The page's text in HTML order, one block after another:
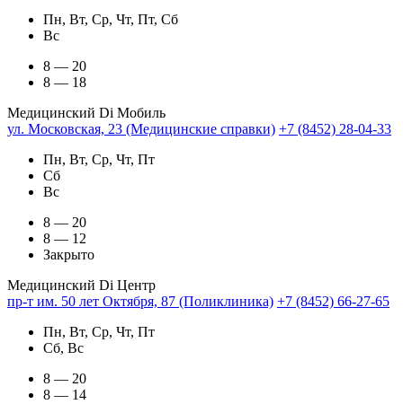
Пн, Вт, Ср, Чт, Пт, Сб
Вс
8 — 20
8 — 18
Медицинский Di Мобиль
ул. Московская, 23 (Медицинские справки) +7 (8452) 28-04-33
Пн, Вт, Ср, Чт, Пт
Сб
Вс
8 — 20
8 — 12
Закрыто
Медицинский Di Центр
пр-т им. 50 лет Октября, 87 (Поликлиника) +7 (8452) 66-27-65
Пн, Вт, Ср, Чт, Пт
Сб, Вс
8 — 20
8 — 14